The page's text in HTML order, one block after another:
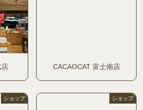
店 CACAOCAT 富士南店
ショップ ショップ